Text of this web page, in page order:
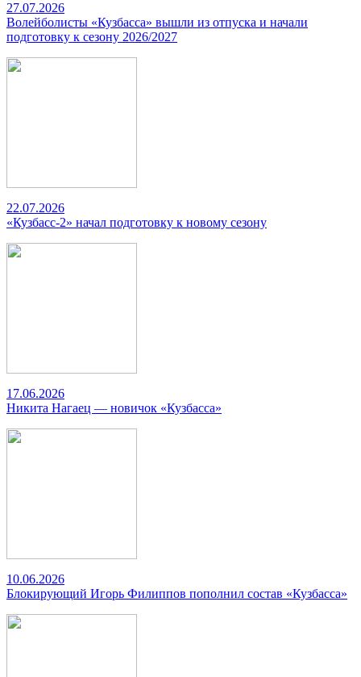
27.07.2026
Волейболисты «Кузбасса» вышли из отпуска и начали
подготовку к сезону 2026/2027
22.07.2026
«Кузбасс-2» начал подготовку к новому сезону
17.06.2026
Никита Нагаец — новичок «Кузбасса»
10.06.2026
Блокирующий Игорь Филиппов пополнил состав «Кузбасса»